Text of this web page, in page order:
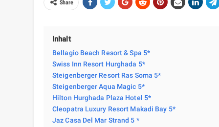
Share
Inhalt
Bellagio Beach Resort & Spa 5*
Swiss Inn Resort Hurghada 5*
Steigenberger Resort Ras Soma 5*
Steigenberger Aqua Magic 5*
Hilton Hurghada Plaza Hotel 5*
Cleopatra Luxury Resort Makadi Bay 5*
Jaz Casa Del Mar Strand 5 *